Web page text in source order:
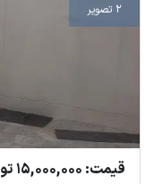
2 تصویر
قیمت: 15,000,000 تومان اجاره